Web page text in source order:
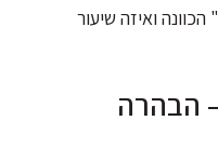
ואיזה שיעור
— הבהרה